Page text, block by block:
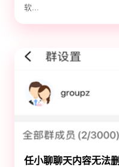
软...
任小聊聊天内容无法